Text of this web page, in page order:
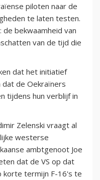
piloten naar de
te laten testen.
bekwaamheid van
van de tijd die
dat het initiatief
dat de Oekraïners
tijdens hun verblijf in
Zelenski vraagt al
westerse
ambtgenoot Joe
dat de VS op dat
korte termijn F-16's te